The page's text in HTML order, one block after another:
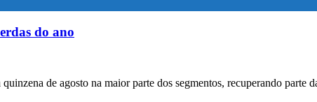
do ano
de agosto na maior parte dos segmentos, recuperando